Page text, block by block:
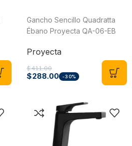
Gancho Sencillo Quadratta
Ébano Proyecta QA-06-EB
Proyecta
$411.00
$288.00 -30%